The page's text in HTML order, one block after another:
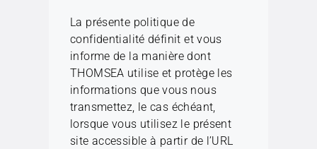
CONTACT
La présente politique de
confidentialité définit et vous
informe de la manière dont
THOMSEA utilise et protège les
informations que vous nous
transmettez, le cas échéant,
lorsque vous utilisez le présent
site accessible à partir de l’URL